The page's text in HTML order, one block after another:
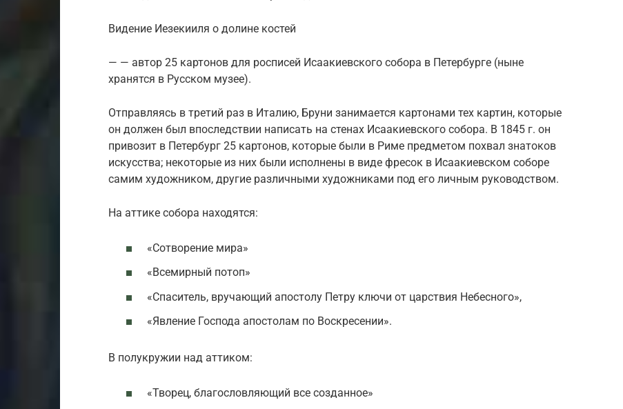
Видение Иезекииля о долине костей
— — автор 25 картонов для росписей Исаакиевского собора в Петербурге (ныне
хранятся в Русском музее).
Отправляясь в третий раз в Италию, Бруни занимается картонами тех картин, которые
он должен был впоследствии написать на стенах Исаакиевского собора. В 1845 г. он
привозит в Петербург 25 картонов, которые были в Риме предметом похвал знатоков
искусства; некоторые из них были исполнены в виде фресок в Исаакиевском соборе
самим художником, другие различными художниками под его личным руководством.
На аттике собора находятся:
«Сотворение мира»
«Всемирный потоп»
«Спаситель, вручающий апостолу Петру ключи от царствия Небесного»,
«Явление Господа апостолам по Воскресении».
В полукружии над аттиком:
«Творец, благословляющий все созданное»